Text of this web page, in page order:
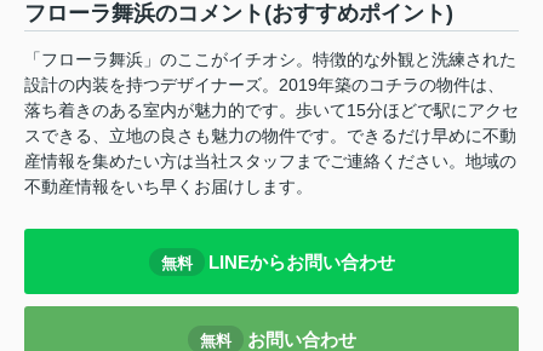
フローラ舞浜のコメント(おすすめポイント)
「フローラ舞浜」のここがイチオシ。特徴的な外観と洗練された
設計の内装を持つデザイナーズ。2019年築のコチラの物件は、
落ち着きのある室内が魅力的です。歩いて15分ほどで駅にアクセ
スできる、立地の良さも魅力の物件です。できるだけ早めに不動
産情報を集めたい方は当社スタッフまでご連絡ください。地域の
不動産情報をいち早くお届けします。
無料 LINEからお問い合わせ
無料 お問い合わせ